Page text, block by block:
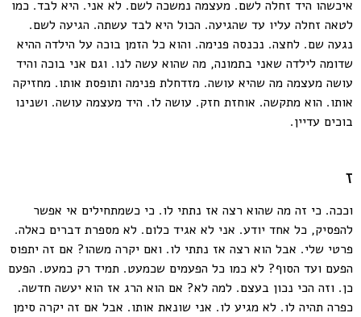
איכשהו היד זחלה לשם. מעצמה נמשכה לשם. לא אני. היא לבד. כמו
לטאה זחלה עליו עד שהגיעה. הכול היא לבד עשתה. הגיעה לשם.
נגעה שם. לחצה. נכנסה פנימה. והוא כל הזמן בוכה על הילדה ההיא
שדומה לילדה שאני בתמונה, מה שהוא עשה לנו. וגם אני בוכה והיד
עושה מעצמה מה שהיא עושה. מזדחלת פנימה ותופסת אותו. מחזיקה
אותו. הוא מתקשה. אוחזת חזק. עושה לו. היד מעצמה עושה. ושנינו
בוכים עדיין.
ז
וככה. כי זה מה שהוא רצה אז נתתי לו. כי כשמתחילים אי אפשר
להפסיק, כל אחד יודע. אני לא אגיד כלום. לא מספרת דברים כאלה.
פרטי שלי. אבל הוא רצה אז נתתי לו. ואם יקרה משהו? אם זה יתפוס
הפעם ועד הסוף? לא כמו כל הפעמים שכמעט. תמיד רק כמעט. הפעם
כן. וזה הכי נכון בעצם. למה לא? אם הוא הרג אז הוא יעשה חדשה.
כפרה תהיה לו. לא מגיע לו. אני שונאת אותו. אבל אם זה יקרה סימן